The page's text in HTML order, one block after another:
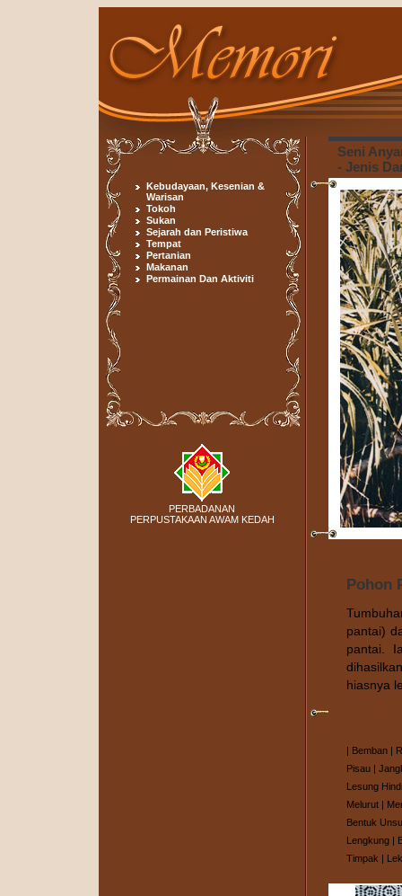
Kebudayaan, Kesenian &
Warisan
Tokoh
Sukan
Sejarah dan Peristiwa
Tempat
Pertanian
Makanan
Permainan Dan Aktiviti
PERBADANAN
PERPUSTAKAAN AWAM KEDAH
Seni
- Jenis
Pohon
pantai)
pantai.
hiasnya
| Bemban |
Pisau |
Lesung
Melurut |
Bentuk
Lengkung |
Timpak |